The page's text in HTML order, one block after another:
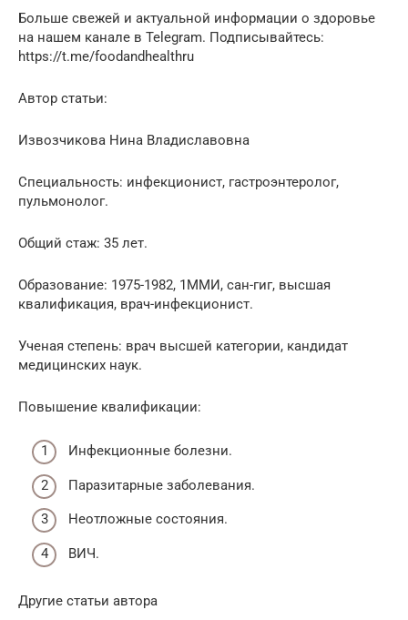
Больше свежей и актуальной информации о здоровье
на нашем канале в Telegram. Подписывайтесь:
https://t.me/foodandhealthru
Автор статьи:
Извозчикова Нина Владиславовна
Специальность: инфекционист, гастроэнтеролог,
пульмонолог.
Общий стаж: 35 лет.
Образование: 1975-1982, 1ММИ, сан-гиг, высшая
квалификация, врач-инфекционист.
Ученая степень: врач высшей категории, кандидат
медицинских наук.
Повышение квалификации:
Инфекционные болезни.
Паразитарные заболевания.
Неотложные состояния.
ВИЧ.
Другие статьи автора